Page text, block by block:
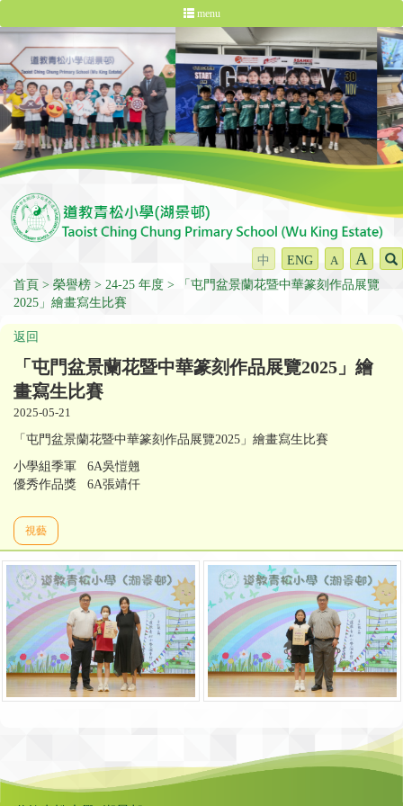
menu
中 ENG A A
首頁 榮譽榜 24-25 年度
「屯門盆景蘭花暨中華篆刻作品展覽
2025」繪畫寫生比賽
返回
「屯門盆景蘭花暨中華篆刻作品展覽2025」繪
畫寫生比賽
2025-05-21
「屯門盆景蘭花暨中華篆刻作品展覽2025」繪畫寫生比賽
小學組季軍 6A吳愷翹
優秀作品獎 6A張靖仟
視藝